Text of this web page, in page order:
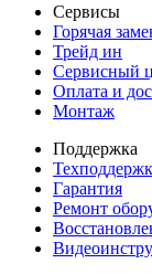
Сервисы
Горячая
Трейд ин
Сервисный
Оплата и
Монтаж
Поддержка
Гарантия
Ремонт